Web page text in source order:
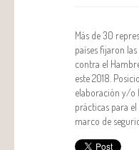
Más de 30
países fijaron
contra el
este 2018.
elaboración y/o
prácticas para
marco de